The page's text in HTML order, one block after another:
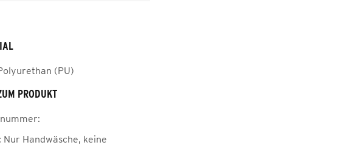
(PU)
PRODUKT
Nur Handwäsche, keine